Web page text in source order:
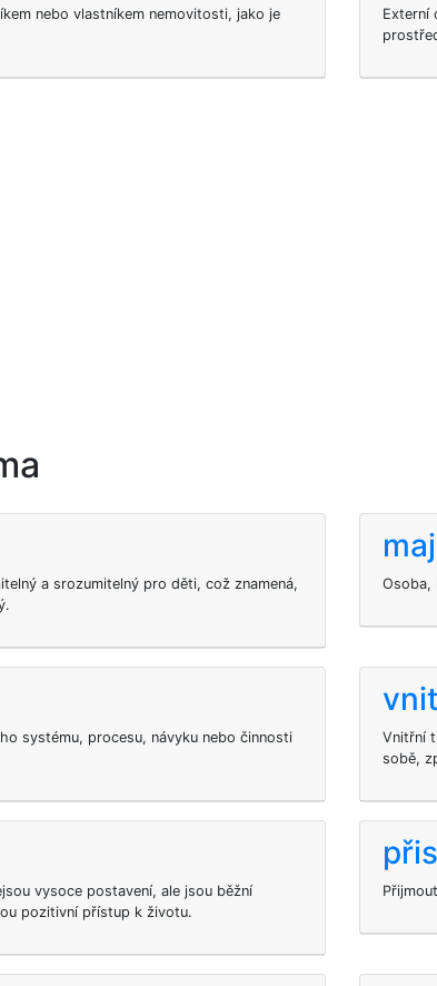
nebo vlastníkem nemovitosti, jako je
Externí
a srozumitelný pro děti, což znamená,
Osoba,
systému, procesu, návyku nebo činnosti
Vnitřní
sobě,
vysoce postavení, ale jsou běžní
pozitivní přístup k životu.